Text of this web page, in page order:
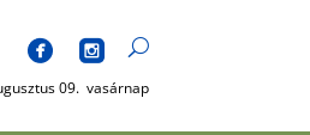
09. vasárnap